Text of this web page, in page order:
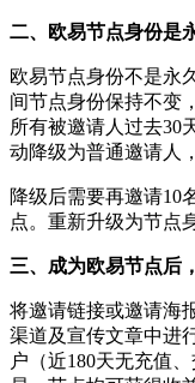
二、欧易节点身份是
欧易节点身份不是永
间节点身份保持不变
所有被邀请人过去30
动降级为普通邀请人
降级后需要再邀请10
点。重新升级为节点
三、成为欧易节点后
将邀请链接或邀请海
渠道及宣传文章中进
户（近180天无充值